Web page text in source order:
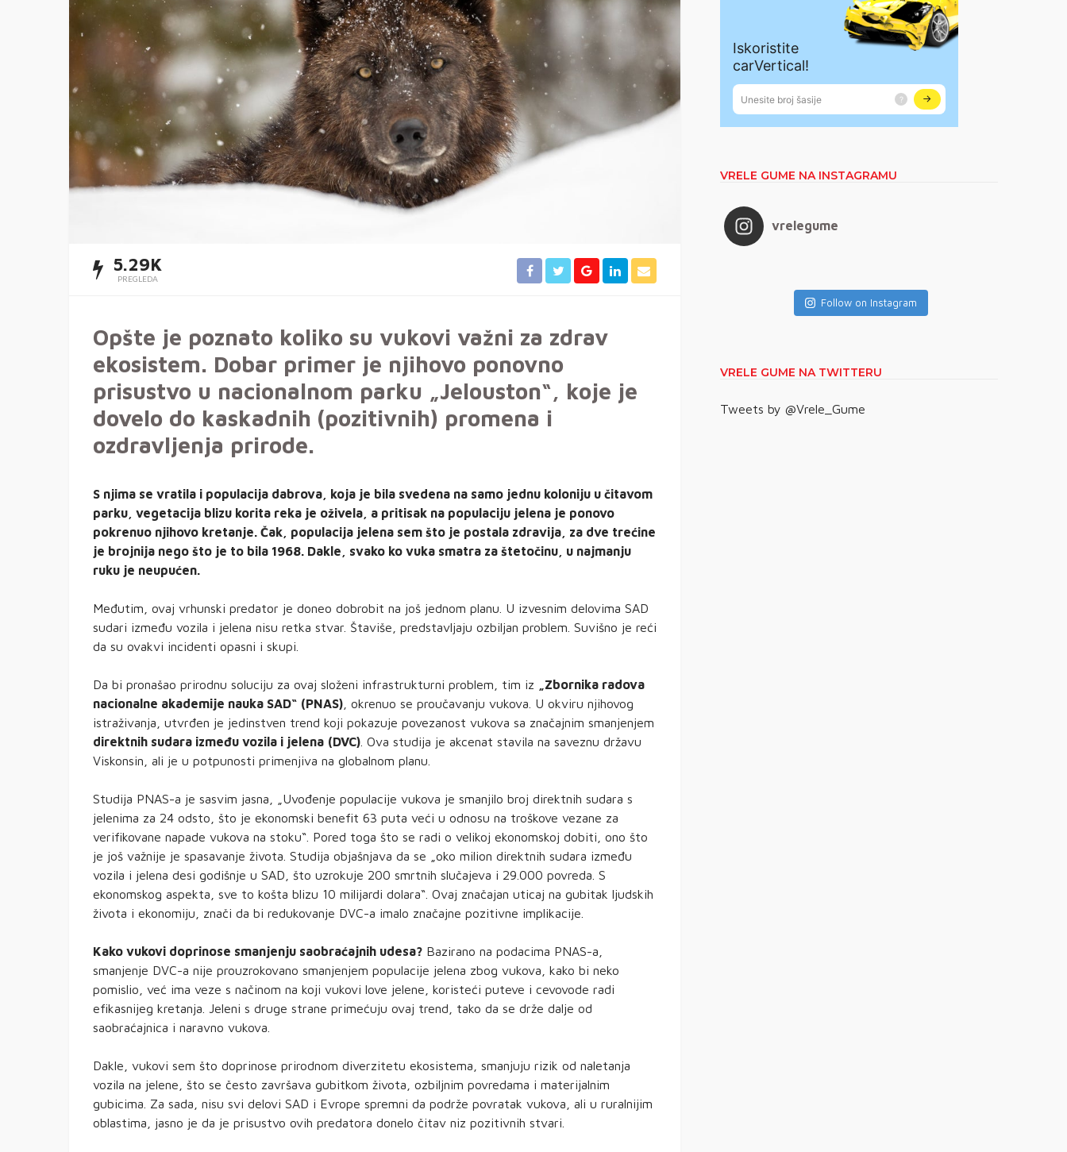
5.29K
PREGLEDA
Opšte je poznato koliko su vukovi važni za zdrav
ekosistem. Dobar primer je njihovo ponovno
prisustvo u nacionalnom parku „Jelouston“, koje je
dovelo do kaskadnih (pozitivnih) promena i
ozdravljenja prirode.
S njima se vratila i populacija dabrova, koja je bila svedena na samo jednu koloniju u čitavom
parku, vegetacija blizu korita reka je oživela, a pritisak na populaciju jelena je ponovo
pokrenuo njihovo kretanje. Čak, populacija jelena sem što je postala zdravija, za dve trećine
je brojnija nego što je to bila 1968. Dakle, svako ko vuka smatra za štetočinu, u najmanju
ruku je neupućen.
Međutim, ovaj vrhunski predator je doneo dobrobit na još jednom planu. U izvesnim delovima SAD
sudari između vozila i jelena nisu retka stvar. Štaviše, predstavljaju ozbiljan problem. Suvišno je reći
da su ovakvi incidenti opasni i skupi.
Da bi pronašao prirodnu soluciju za ovaj složeni infrastrukturni problem, tim iz
„Zbornika radova
nacionalne akademije nauka SAD“ (PNAS) , okrenuo se proučavanju vukova. U okviru njihovog
istraživanja, utvrđen je jedinstven trend koji pokazuje povezanost vukova sa značajnim smanjenjem
direktnih sudara između vozila i jelena (DVC) . Ova studija je akcenat stavila na saveznu državu
Viskonsin, ali je u potpunosti primenjiva na globalnom planu.
Studija PNAS-a je sasvim jasna, „Uvođenje populacije vukova je smanjilo broj direktnih sudara s
jelenima za 24 odsto, što je ekonomski benefit 63 puta veći u odnosu na troškove vezane za
verifikovane napade vukova na stoku“. Pored toga što se radi o velikoj ekonomskoj dobiti, ono što
je još važnije je spasavanje života. Studija objašnjava da se „oko milion direktnih sudara između
vozila i jelena desi godišnje u SAD, što uzrokuje 200 smrtnih slučajeva i 29.000 povreda. S
ekonomskog aspekta, sve to košta blizu 10 milijardi dolara“. Ovaj značajan uticaj na gubitak ljudskih
života i ekonomiju, znači da bi redukovanje DVC-a imalo značajne pozitivne implikacije.
Kako vukovi doprinose smanjenju saobraćajnih udesa? Bazirano na podacima PNAS-a,
smanjenje DVC-a nije prouzrokovano smanjenjem populacije jelena zbog vukova, kako bi neko
pomislio, već ima veze s načinom na koji vukovi love jelene, koristeći puteve i cevovode radi
efikasnijeg kretanja. Jeleni s druge strane primećuju ovaj trend, tako da se drže dalje od
saobraćajnica i naravno vukova.
Dakle, vukovi sem što doprinose prirodnom diverzitetu ekosistema, smanjuju rizik od naletanja
vozila na jelene, što se često završava gubitkom života, ozbiljnim povredama i materijalnim
gubicima. Za sada, nisu svi delovi SAD i Evrope spremni da podrže povratak vukova, ali u ruralnijim
oblastima, jasno je da je prisustvo ovih predatora donelo čitav niz pozitivnih stvari.
VRELE GUME NA INSTAGRAMU
vrelegume
Follow on Instagram
VRELE GUME NA TWITTERU
Tweets by @Vrele_Gume